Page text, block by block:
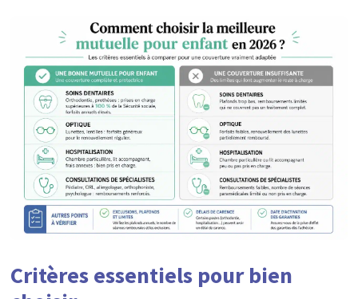
Critères essentiels pour bien